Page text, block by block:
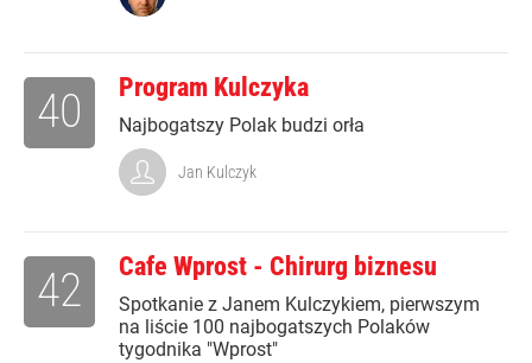
Program Kulczyka
Najbogatszy Polak budzi orła
40
Jan Kulczyk
Cafe Wprost - Chirurg biznesu
Spotkanie z Janem Kulczykiem, pierwszym
na liście 100 najbogatszych Polaków
tygodnika "Wprost"
42